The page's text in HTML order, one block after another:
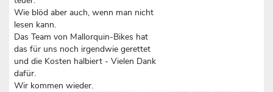
Wie blöd aber auch, wenn man nicht
lesen kann.
Das Team von Mallorquin-Bikes hat
das für uns noch irgendwie gerettet
und die Kosten halbiert - Vielen Dank
dafür.
Wir kommen wieder.